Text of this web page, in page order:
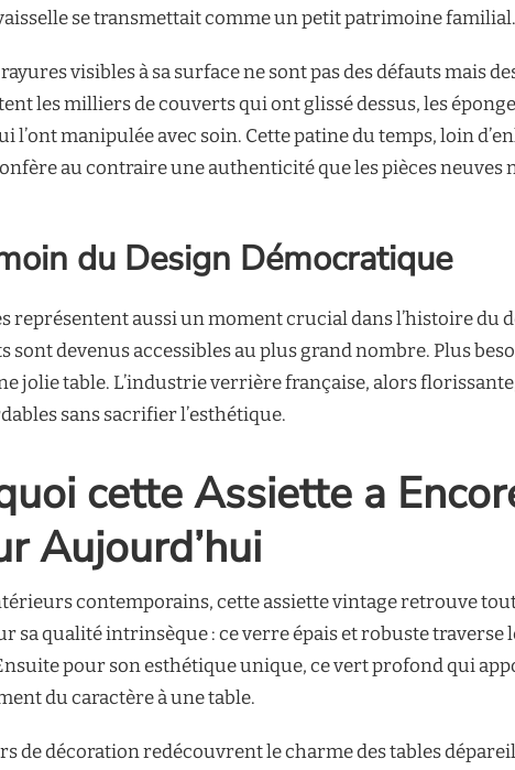
se transmettait comme un petit patrimoine familial.
visibles à sa surface ne sont pas des défauts mais
les milliers de couverts qui ont glissé dessus, les
l’ont manipulée avec soin. Cette patine du temps, loin
au contraire une authenticité que les pièces neuves
du Design Démocratique
représentent aussi un moment crucial dans l’histoire du
sont devenus accessibles au plus grand nombre. Plus
jolie table. L’industrie verrière française, alors
sans sacrifier l’esthétique.
cette Assiette a
Aujourd’hui
contemporains, cette assiette vintage retrouve
sa qualité intrinsèque : ce verre épais et robuste traverse
pour son esthétique unique, ce vert profond qui
du caractère à une table.
de décoration redécouvrent le charme des tables